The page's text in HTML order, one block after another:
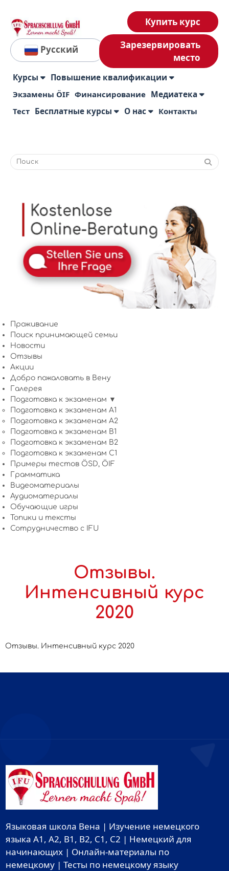
Русский
Купить курс
Зарезервировать
место
Курсы Повышение квалификации
Экзамены ÖIF Финансирование Медиатека
Тест Бесплатные курсы О нас Контакты
Проживание
Поиск принимающей семьи
Новости
Отзывы
Акции
Добро пожаловать в Вену
Галерея
Подготовка к экзаменам ▼
Подготовка к экзаменам A1
Подготовка к экзаменам A2
Подготовка к экзаменам B1
Подготовка к экзаменам B2
Подготовка к экзаменам C1
Примеры тестов ÖSD, ÖIF
Грамматика
Видеоматериалы
Аудиоматериалы
Обучающие игры
Топики и тексты
Сотрудничество c IFU
Отзывы.
Интенсивный курс
2020
Отзывы. Интенсивный курс 2020
Языковая школа Вена | Изучение немецкого
языка A1, A2, B1, B2, C1, C2 | Немецкий для
начинающих | Онлайн-материалы по
немецкому | Тесты по немецкому языку